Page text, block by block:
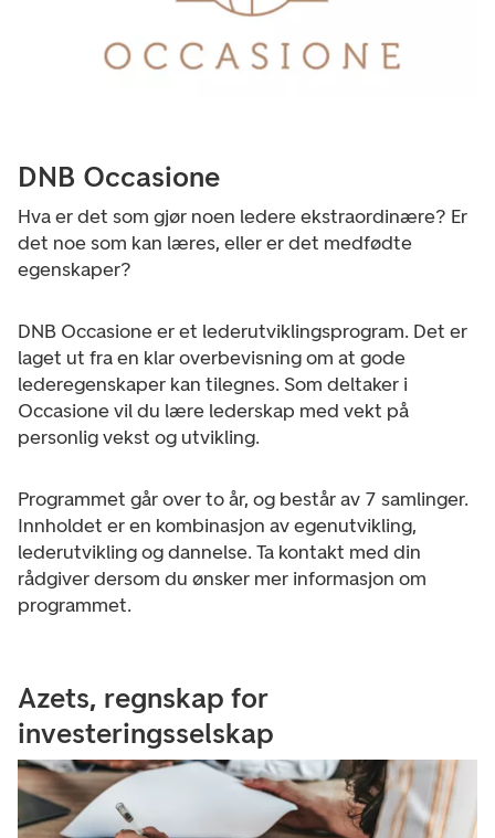
DNB Occasione
Hva er det som gjør noen ledere ekstraordinære? Er
det noe som kan læres, eller er det medfødte
egenskaper?
DNB Occasione er et lederutviklingsprogram. Det er
laget ut fra en klar overbevisning om at gode
lederegenskaper kan tilegnes. Som deltaker i
Occasione vil du lære lederskap med vekt på
personlig vekst og utvikling.
Programmet går over to år, og består av 7 samlinger.
Innholdet er en kombinasjon av egenutvikling,
lederutvikling og dannelse. Ta kontakt med din
rådgiver dersom du ønsker mer informasjon om
programmet.
Azets, regnskap for
investeringsselskap